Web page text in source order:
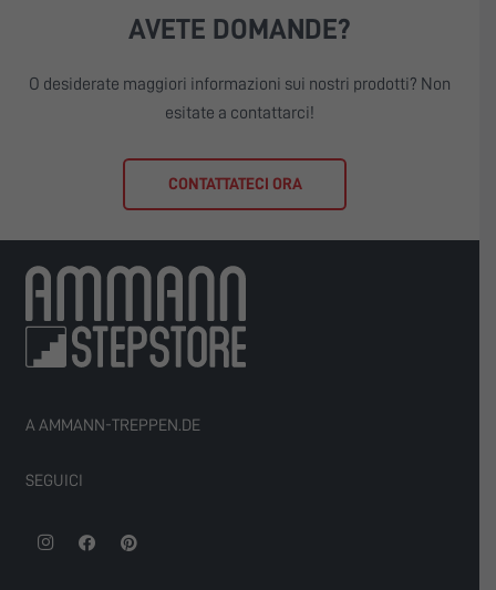
AVETE DOMANDE?
O desiderate maggiori informazioni sui nostri prodotti? Non
esitate a contattarci!
CONTATTATECI ORA
A AMMANN-TREPPEN.DE
SEGUICI